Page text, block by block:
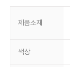
제품소재
색상